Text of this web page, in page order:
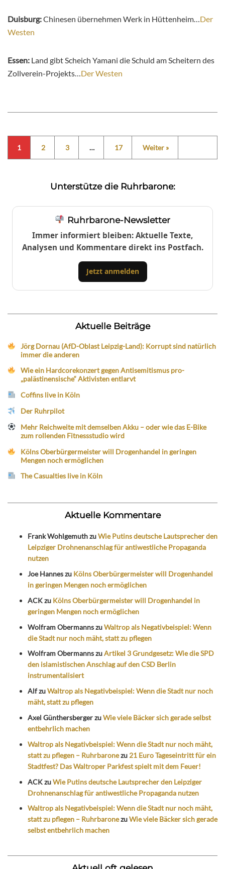
Duisburg:Chinesen übernehmen Werk in Hüttenheim… Der
Westen
Essen: Land gibt Scheich Yamani die Schuld am Scheitern des
Zollverein-Projekts… Der Westen
1 2 3 … 17 Weiter »
Unterstütze die Ruhrbarone:
Ruhrbarone-Newsletter
Immer informiert bleiben: Aktuelle Texte,
Analysen und Kommentare direkt ins Postfach.
Jetzt anmelden
Aktuelle Beiträge
Jörg Dornau (AfD-Oblast Leipzig-Land): Korrupt sind natürlich
immer die anderen
Wie ein Hardcorekonzert gegen Antisemitismus pro-
„palästinensische“ Aktivisten entlarvt
Coffins live in Köln
Der Ruhrpilot
Mehr Reichweite mit demselben Akku – oder wie das E-Bike
zum rollenden Fitnessstudio wird
Kölns Oberbürgermeister will Drogenhandel in geringen
Mengen noch ermöglichen
The Casualties live in Köln
Aktuelle Kommentare
Frank WohlgemuthzuWie Putins deutsche Lautsprecher den
Leipziger Drohnenanschlag für antiwestliche Propaganda
nutzen
Joe Hanneszu Kölns Oberbürgermeister will Drogenhandel
in geringen Mengen noch ermöglichen
ACKzu Kölns Oberbürgermeister will Drogenhandel in
geringen Mengen noch ermöglichen
Wolfram ObermannszuWaltrop als Negativbeispiel: Wenn
die Stadt nur noch mäht, statt zu pflegen
Wolfram ObermannszuArtikel 3 Grundgesetz: Wie die SPD
den islamistischen Anschlag auf den CSD Berlin
instrumentalisiert
AlfzuWaltrop als Negativbeispiel: Wenn die Stadt nur noch
mäht, statt zu pflegen
Axel GünthersbergerzuWie viele Bäcker sich gerade selbst
entbehrlich machen
Waltrop als Negativbeispiel: Wenn die Stadt nur noch mäht,
statt zu pflegen – Ruhrbaronezu 21 Euro Tageseintritt für ein
Stadtfest? Das Waltroper Parkfest spielt mit dem Feuer!
ACKzuWie Putins deutsche Lautsprecher den Leipziger
Drohnenanschlag für antiwestliche Propaganda nutzen
Waltrop als Negativbeispiel: Wenn die Stadt nur noch mäht,
statt zu pflegen – RuhrbaronezuWie viele Bäcker sich gerade
selbst entbehrlich machen